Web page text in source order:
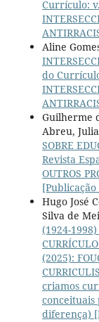
Currículo:
Aline
do
Guilherme
Abreu,
SOBRE
Revista
OUTROS
Hugo José
Silva de
(1924-1998)
CURRÍCULO
(2025):
criamos
conceituais
diferença)